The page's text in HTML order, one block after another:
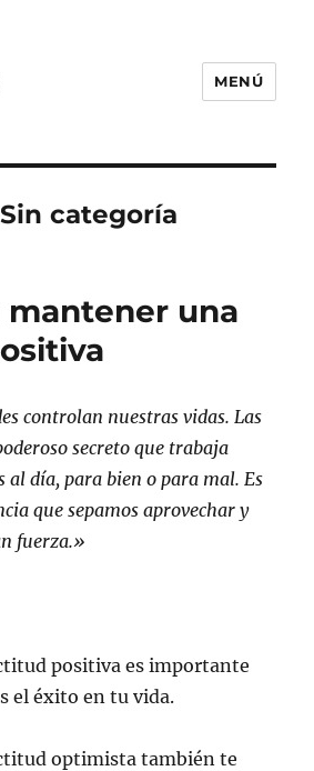
MENÚ
Sin categoría
mantener una
controlan nuestras vidas. Las
secreto que trabaja
día, para bien o para mal. Es
que sepamos aprovechar y
fuerza.»
positiva es importante
el éxito en tu vida.
optimista también te